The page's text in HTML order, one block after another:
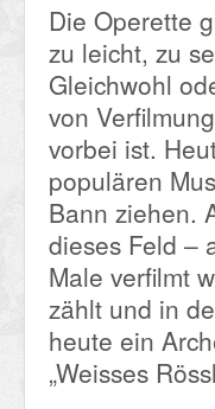
Die Operette
zu leicht, zu
Gleichwohl
von
vorbei ist.
populären
Bann ziehen.
dieses Feld –
Male verfilmt
zählt und in
heute ein
„Weisses